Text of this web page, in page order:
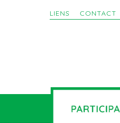
LIENS CONTACT